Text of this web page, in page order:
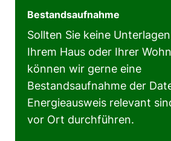
Bestandsaufnahme
Sollten Sie keine
Ihrem Haus oder Ihrer
können wir gerne eine
Bestandsaufnahme der
Energieausweis relevant
vor Ort durchführen.